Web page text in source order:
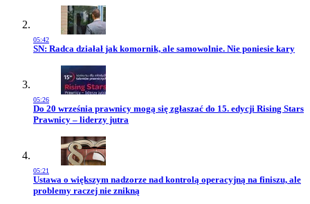
05:42
Przejdź do artykułu:
SN: Radca działał jak komornik, ale samowolnie. Nie poniesie kary
05:26
Przejdź do artykułu:
Do 20 września prawnicy mogą się zgłaszać do 15. edycji Rising Stars
Prawnicy – liderzy jutra
05:21
Przejdź do artykułu:
Ustawa o większym nadzorze nad kontrolą operacyjną na finiszu, ale
problemy raczej nie znikną